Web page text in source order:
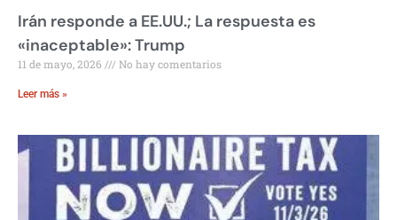
Irán responde a EE.UU.; La respuesta es
«inaceptable»: Trump
11 de mayo, 2026 No hay comentarios
Leer más »